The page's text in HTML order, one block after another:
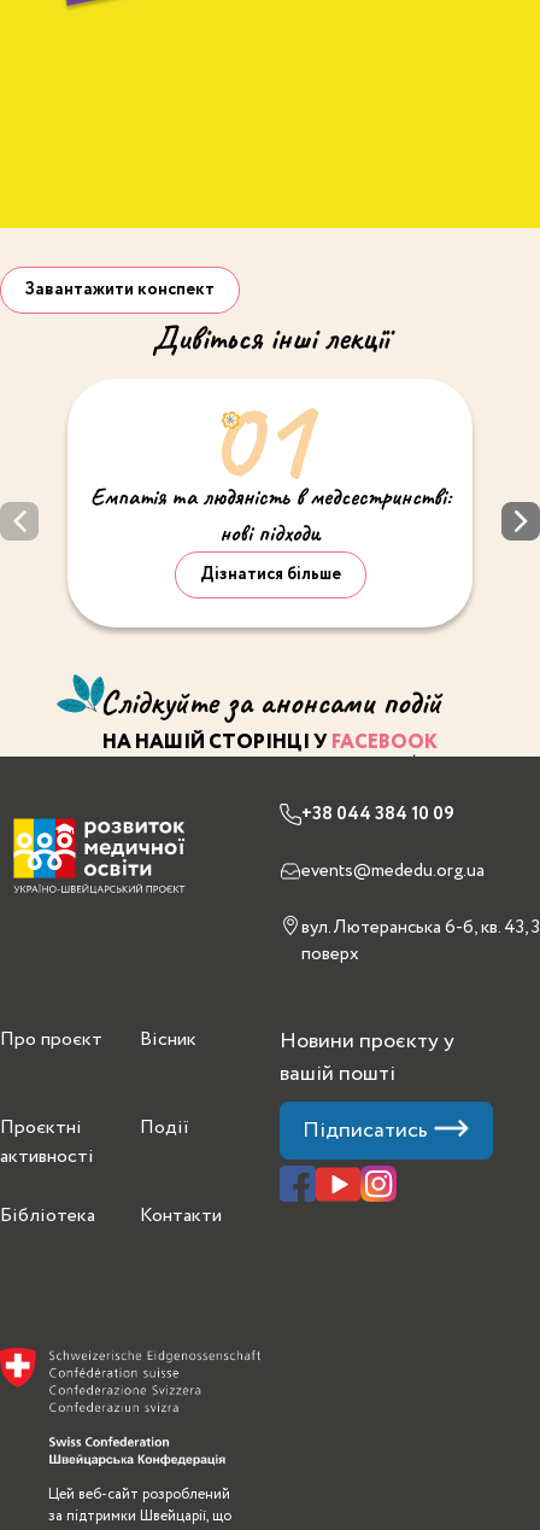
Завантажити конспект
Дивiться iншi лекцiї
Емпатія та людяність в медсестринстві:
нові підходи
Дізнатися більше
Слідкуйте за анонсами подій
НА НАШІЙ СТОРІНЦІ УFACEBOOK
+38 044 384 10 09
events@mededu.org.ua
вул. Лютеранська 6-б, кв. 43, 3
поверх
Про проєкт Вісник
Проєктні
активності
Події
Бібліотека Контакти
Новини проєкту у
вашій пошті
Підписатись
Цей веб-сайт розроблений
за підтримки Швейцарії, що